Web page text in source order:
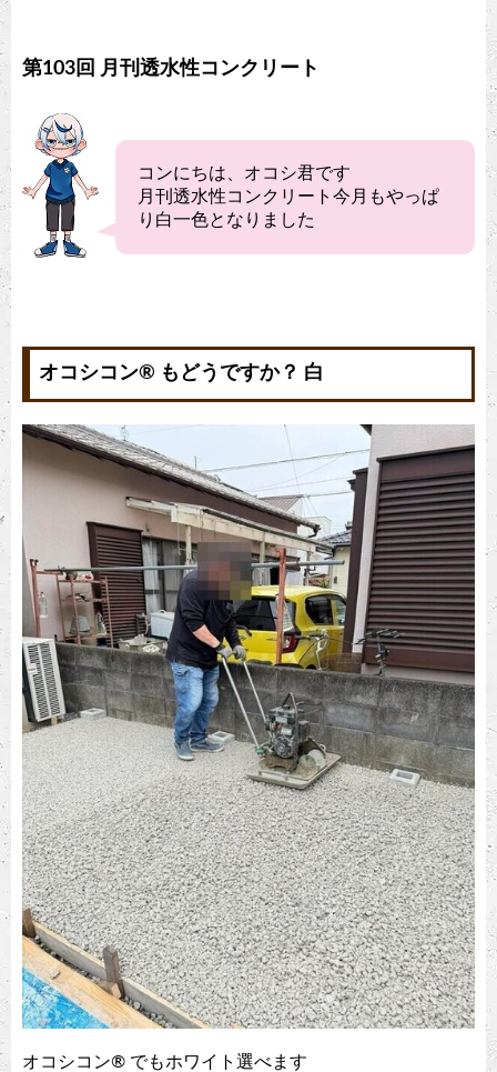
第103回 月刊透水性コンクリート
コンにちは、オコシ君です
月刊透水性コンクリート今月もやっぱ
り白一色となりました
オコシコン®︎ もどうですか？ 白
オコシコン®︎ でもホワイト選べます